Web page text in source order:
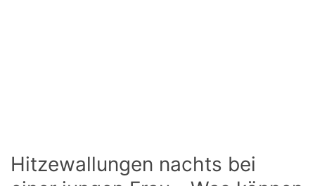
Hitzewallungen nachts bei